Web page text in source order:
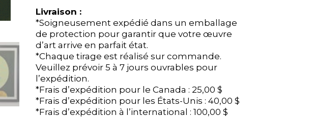
Livraison :
*Soigneusement expédié dans un emballage
de protection pour garantir que votre œuvre
d’art arrive en parfait état.
*Chaque tirage est réalisé sur commande.
Veuillez prévoir 5 à 7 jours ouvrables pour
l’expédition.
*Frais d’expédition pour le Canada : 25,00 $
*Frais d’expédition pour les États-Unis : 40,00 $
*Frais d’expédition à l’international : 100,00 $
Livraison :
*Soigneusement expédié dans un emballage
de protection pour garantir que votre œuvre
d’art arrive en parfait état.
*Chaque tirage est réalisé sur commande.
Veuillez prévoir 5 à 7 jours ouvrables pour
l’expédition.
*Frais d’expédition pour le Canada : 25,00 $
*Frais d’expédition pour les États-Unis : 40,00 $
*Frais d’expédition à l’international : 100,00 $